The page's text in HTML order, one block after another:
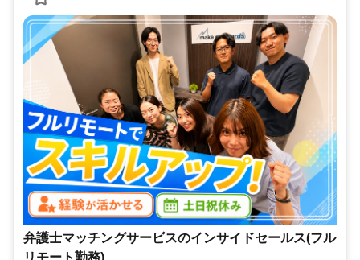
弁護士マッチングサービスのインサイドセールス(フル